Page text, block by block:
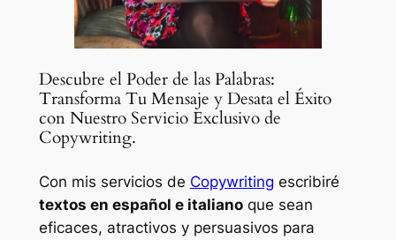
Descubre el Poder de las Palabras:
Transforma Tu Mensaje y Desata el Éxito
con Nuestro Servicio Exclusivo de
Copywriting.
Con mis servicios de Copywriting escribiré
textos en español e italianoque sean
eficaces, atractivos y persuasivos para